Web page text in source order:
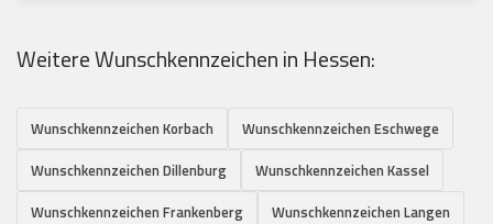
Weitere Wunschkennzeichen in Hessen:
Wunschkennzeichen Korbach
Wunschkennzeichen Eschwege
Wunschkennzeichen Dillenburg
Wunschkennzeichen Kassel
Wunschkennzeichen Frankenberg
Wunschkennzeichen Langen